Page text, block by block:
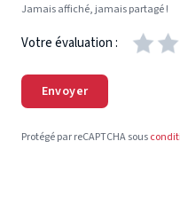
Jamais affiché, jamais partagé !
Votre évaluation :
Envoyer
Protégé par reCAPTCHA sous